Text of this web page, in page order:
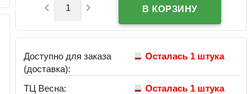
 
Доступно для заказа
(доставка):
Осталась 1 штука
ТЦ Весна:
Осталась 1 штука